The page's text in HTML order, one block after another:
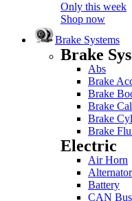
Only this week
Shop now
Brake Systems
Brake
Abs
Brake
Brake
Brake
Brake
Brake
Electric
Air Horn
Battery
CAN Bus